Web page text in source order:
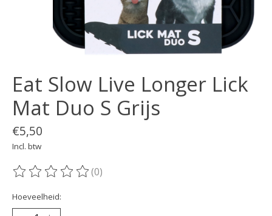
Eat Slow Live Longer Lick
Mat Duo S Grijs
€5,50
Incl. btw
De beoordeling van dit product is
(0)
Hoeveelheid: